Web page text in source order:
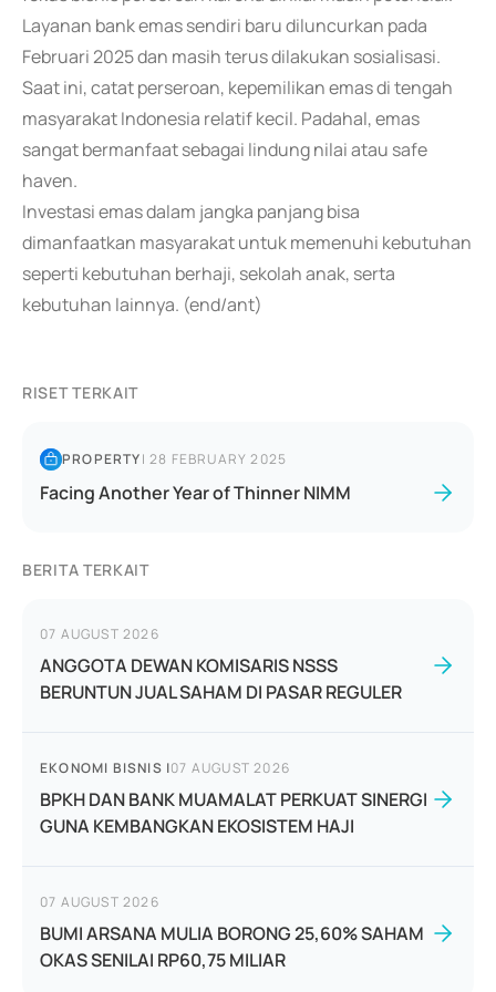
Layanan bank emas sendiri baru diluncurkan pada
Februari 2025 dan masih terus dilakukan sosialisasi.
Saat ini, catat perseroan, kepemilikan emas di tengah
masyarakat Indonesia relatif kecil. Padahal, emas
sangat bermanfaat sebagai lindung nilai atau safe
haven.
Investasi emas dalam jangka panjang bisa
dimanfaatkan masyarakat untuk memenuhi kebutuhan
seperti kebutuhan berhaji, sekolah anak, serta
kebutuhan lainnya. (end/ant)
RISET TERKAIT
PROPERTY|28 FEBRUARY 2025
Facing Another Year of Thinner NIMM
BERITA TERKAIT
07 AUGUST 2026
ANGGOTA DEWAN KOMISARIS NSSS
BERUNTUN JUAL SAHAM DI PASAR REGULER
EKONOMI BISNIS |07 AUGUST 2026
BPKH DAN BANK MUAMALAT PERKUAT SINERGI
GUNA KEMBANGKAN EKOSISTEM HAJI
07 AUGUST 2026
BUMI ARSANA MULIA BORONG 25,60% SAHAM
OKAS SENILAI RP60,75 MILIAR